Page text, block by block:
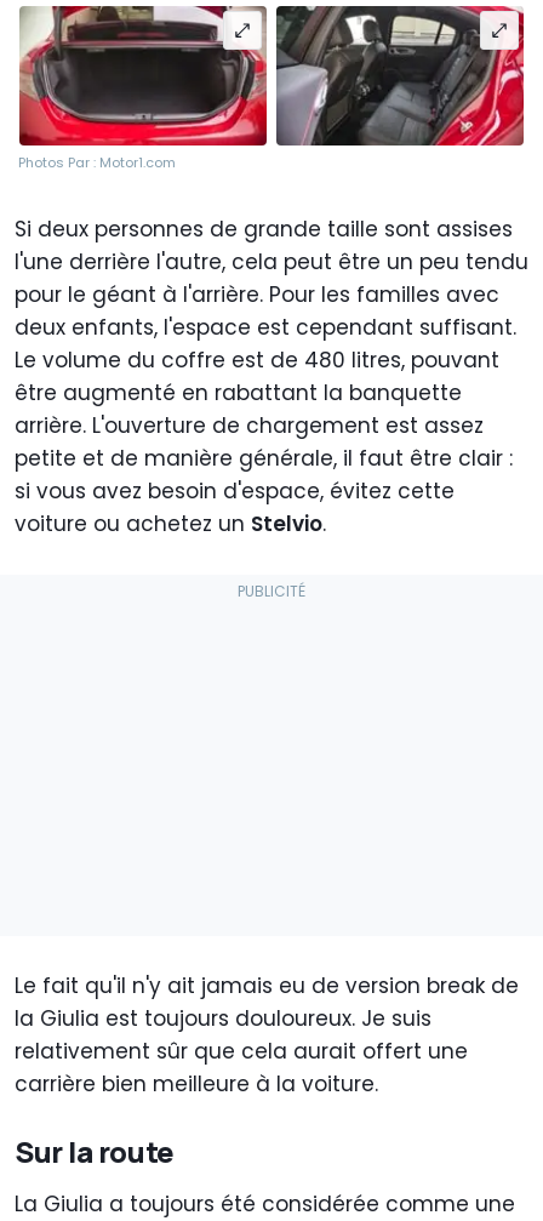
Photos Par : Motor1.com
Si deux personnes de grande taille sont assises
l'une derrière l'autre, cela peut être un peu tendu
pour le géant à l'arrière. Pour les familles avec
deux enfants, l'espace est cependant suffisant.
Le volume du coffre est de 480 litres, pouvant
être augmenté en rabattant la banquette
arrière. L'ouverture de chargement est assez
petite et de manière générale, il faut être clair :
si vous avez besoin d'espace, évitez cette
voiture ou achetez un Stelvio.
Le fait qu'il n'y ait jamais eu de version break de
la Giulia est toujours douloureux. Je suis
relativement sûr que cela aurait offert une
carrière bien meilleure à la voiture.
Sur la route
La Giulia a toujours été considérée comme une